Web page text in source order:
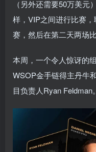
（另外还需要50万美
样，VIP之间进行比赛
赛，然后在第二天两场比
本周，一个令人惊讶的
WSOP金手链得主丹牛
目负责人Ryan Feldman。